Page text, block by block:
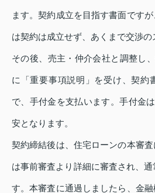
ます。契約成立を目指す書面です
は契約は成立せず、あくまで交渉の
その後、売主・仲介会社と調整し
に「重要事項説明」を受け、契約
で、手付金を支払います。手付金
安となります。
契約締結後は、住宅ローンの本審
は事前審査より詳細に審査され、
す。本審査に通過しましたら、金